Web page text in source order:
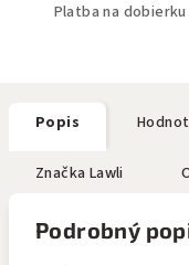
Platba na
Popis
Značka Lawli
Podrobný